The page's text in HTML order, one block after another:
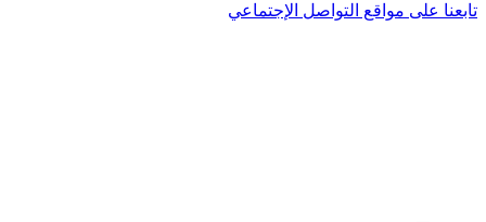
تابعنا على مواقع التواصل الإجتماعي